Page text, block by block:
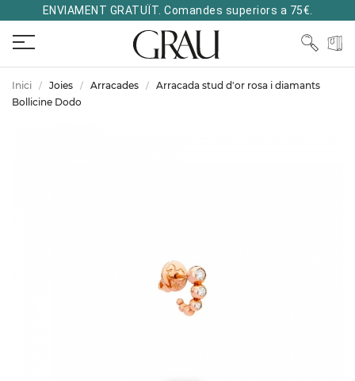
ENVIAMENT GRATUÏT. Comandes superiors a 75€.
Inici Joies Arracades
Arracada stud d'or rosa i diamants
Bollicine Dodo